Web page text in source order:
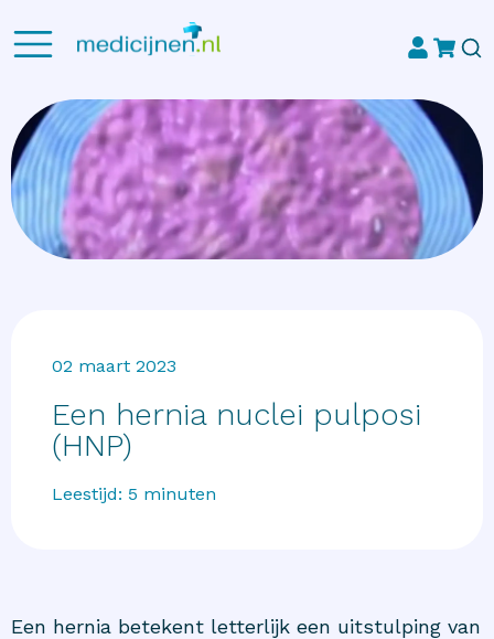
02 maart 2023
Een hernia nuclei pulposi
(HNP)
Leestijd: 5 minuten
Een hernia betekent letterlijk een uitstulping van